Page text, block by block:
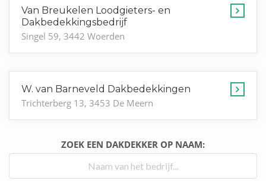
Van Breukelen Loodgieters- en
Dakbedekkingsbedrijf
Singel 59, 3442 Woerden
W. van Barneveld Dakbedekkingen
Trichterberg 13, 3453 De Meern
ZOEK EEN DAKDEKKER OP NAAM: